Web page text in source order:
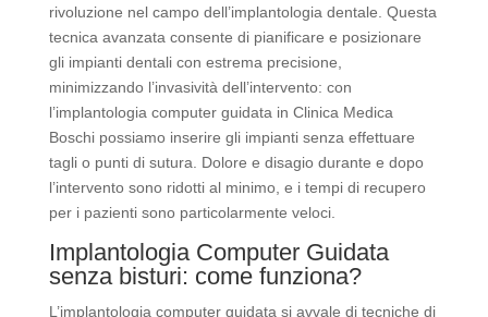
rivoluzione nel campo dell’implantologia dentale. Questa
tecnica avanzata consente di pianificare e posizionare
gli impianti dentali con estrema precisione,
minimizzando l’invasività dell’intervento: con
l’implantologia computer guidata in Clinica Medica
Boschi possiamo inserire gli impianti senza effettuare
tagli o punti di sutura. Dolore e disagio durante e dopo
l’intervento sono ridotti al minimo, e i tempi di recupero
per i pazienti sono particolarmente veloci.
Implantologia Computer Guidata
senza bisturi: come funziona?
L’implantologia computer guidata si avvale di tecniche di